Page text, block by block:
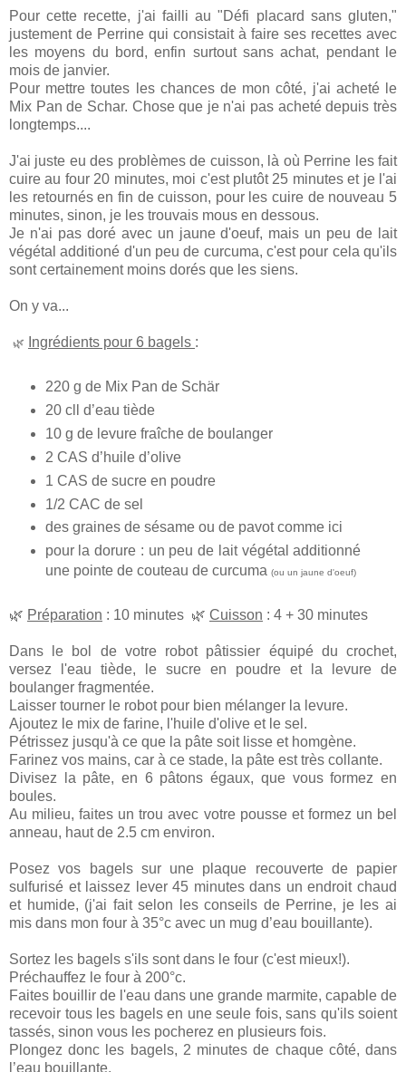
Pour cette recette, j'ai failli au "Défi placard sans gluten,"
justement de Perrine qui consistait à faire ses recettes avec
les moyens du bord, enfin surtout sans achat, pendant le
mois de janvier.
Pour mettre toutes les chances de mon côté, j'ai acheté le
Mix Pan de Schar. Chose que je n'ai pas acheté depuis très
longtemps....
J'ai juste eu des problèmes de cuisson, là où Perrine les fait
cuire au four 20 minutes, moi c'est plutôt 25 minutes et je l'ai
les retournés en fin de cuisson, pour les cuire de nouveau 5
minutes, sinon, je les trouvais mous en dessous.
Je n'ai pas doré avec un jaune d'oeuf, mais un peu de lait
végétal additioné d'un peu de curcuma, c'est pour cela qu'ils
sont certainement moins dorés que les siens.
On y va...
🌿 Ingrédients pour 6 bagels :
220 g de Mix Pan de Schär
20 cll d’eau tiède
10 g de levure fraîche de boulanger
2 CAS d’huile d’olive
1 CAS de sucre en poudre
1/2 CAC de sel
des graines de sésame ou de pavot comme ici
pour la dorure : un peu de lait végétal additionné
une pointe de couteau de curcuma (ou un jaune d'oeuf)
🌿 Préparation : 10 minutes 🌿 Cuisson : 4 + 30 minutes
Dans le bol de votre robot pâtissier équipé du crochet,
versez l'eau tiède, le sucre en poudre et la levure de
boulanger fragmentée.
Laisser tourner le robot pour bien mélanger la levure.
Ajoutez le mix de farine, l'huile d'olive et le sel.
Pétrissez jusqu'à ce que la pâte soit lisse et homgène.
Farinez vos mains, car à ce stade, la pâte est très collante.
Divisez la pâte, en 6 pâtons égaux, que vous formez en
boules.
Au milieu, faites un trou avec votre pousse et formez un bel
anneau, haut de 2.5 cm environ.
Posez vos bagels sur une plaque recouverte de papier
sulfurisé et laissez lever 45 minutes dans un endroit chaud
et humide, (j'ai fait selon les conseils de Perrine, je les ai
mis dans mon four à 35°c avec un mug d’eau bouillante).
Sortez les bagels s'ils sont dans le four (c'est mieux!).
Préchauffez le four à 200°c.
Faites bouillir de l'eau dans une grande marmite, capable de
recevoir tous les bagels en une seule fois, sans qu'ils soient
tassés, sinon vous les pocherez en plusieurs fois.
Plongez donc les bagels, 2 minutes de chaque côté, dans
l’eau bouillante.